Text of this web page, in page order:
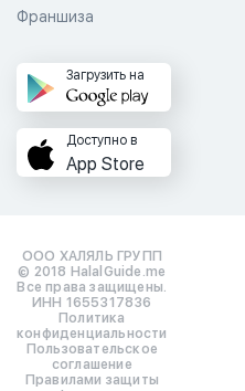
Франшиза
Загрузить на
Доступно в
App Store
ООО ХАЛЯЛЬ ГРУПП
© 2018 HalalGuide.me
Все права защищены.
ИНН 1655317836
Политика
конфиденциальности
Пользовательское
соглашение
Правилами защиты